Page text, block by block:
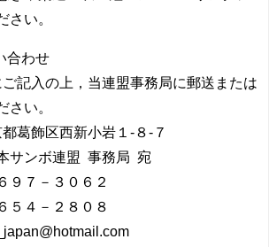
さい。
合わせ
記入の上，当連盟事務局に郵送または
さい。
葛飾区西新小岩１-８-７
サンボ連盟 事務局 宛
９７－３０６２
５４－２８０８